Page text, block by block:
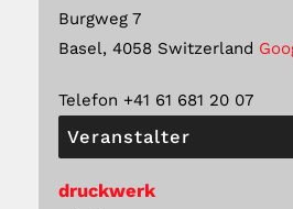
Burgweg 7
Basel, 4058 Switzerland
Telefon +41 61 681 20 07
Veranstalter
druckwerk